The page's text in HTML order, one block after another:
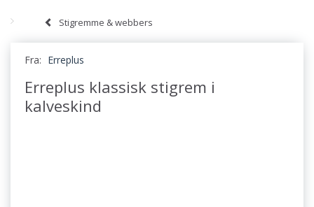
Stigremme & webbers
Fra: Erreplus
Erreplus klassisk stigrem i
kalveskind